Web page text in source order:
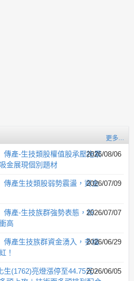
更多...
傳產-生技類股權值股承壓拖累
金展現個別題材
2026/08/06
傳產生技類股弱勢震盪，資金2026/07/09
傳產-生技族群強勢表態，新
高
2026/07/07
傳產生技族群資金湧入，多檔
！
2026/06/29
生(1762)亮燈漲停至44.75元，2026/06/05